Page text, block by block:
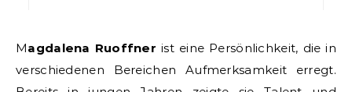
Magdalena Ruoffner ist eine Persönlichkeit, die in
verschiedenen Bereichen Aufmerksamkeit erregt.